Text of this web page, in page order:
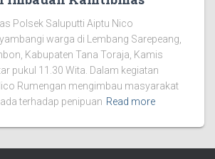
Polsek Saluputti Aiptu Nico
warga di Lembang Sarepeang,
Kabupaten Tana Toraja, Kamis
pukul 11.30 Wita. Dalam kegiatan
Rumengan mengimbau masyarakat
terhadap penipuan Read more